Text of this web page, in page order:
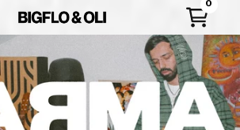
Store Bigflo&Oli
Panier